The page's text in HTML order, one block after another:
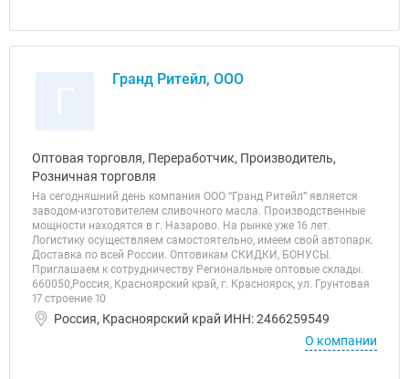
Гранд Ритейл, ООО
Оптовая торговля, Переработчик, Производитель,
Розничная торговля
На сегодняшний день компания ООО “Гранд Ритейл” является
заводом-изготовителем сливочного масла. Производственные
мощности находятся в г. Назарово. На рынке уже 16 лет.
Логистику осуществляем самостоятельно, имеем свой автопарк.
Доставка по всей России. Оптовикам СКИДКИ, БОНУСЫ.
Приглашаем к сотрудничеству Региональные оптовые склады.
660050,Россия, Красноярский край, г. Красноярск, ул. Грунтовая
17 строение 10
Россия, Красноярский край ИНН: 2466259549
О компании